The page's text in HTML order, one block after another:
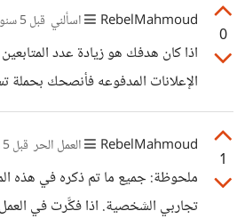
الخاصه لأعطيك الاستهداف
تصميم جذاب + تسويق مدفوع =
تصميم جذاب + تسويق يدوي = جهد
0
RebelMahmoud اسألني قبل 5 سنوات
اذا كان هدفك هو زيادة عدد
الإعلانات المدفوعه فأنصحك بحملة
مناسبه، و لكن لكي اخبرك بالجمهور
الإطلاع على الموقع او معرفة
1
RebelMahmoud العمل الحر قبل 5 سنوات
ملحوظة: جميع ما تم ذكره في هذه
تجاربي الشخصية. اذا فكَّرت في